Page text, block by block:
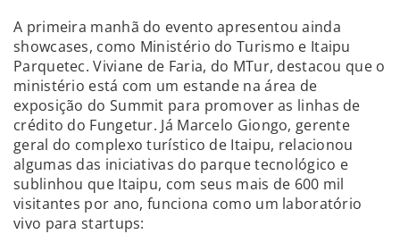
A primeira manhã do evento apresentou ainda
showcases, como Ministério do Turismo e Itaipu
Parquetec. Viviane de Faria, do MTur, destacou que o
ministério está com um estande na área de
exposição do Summit para promover as linhas de
crédito do Fungetur. Já Marcelo Giongo, gerente
geral do complexo turístico de Itaipu, relacionou
algumas das iniciativas do parque tecnológico e
sublinhou que Itaipu, com seus mais de 600 mil
visitantes por ano, funciona como um laboratório
vivo para startups: